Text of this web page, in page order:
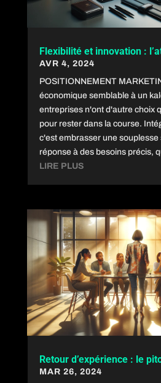
Flexibilité et innovation :
AVR 4, 2024
POSITIONNEMENT
économique semblable à un
entreprises n'ont d'autre choix
pour rester dans la course.
c'est embrasser une
réponse à des besoins précis,
LIRE PLUS
Retour d’expérience : le
MAR 26, 2024